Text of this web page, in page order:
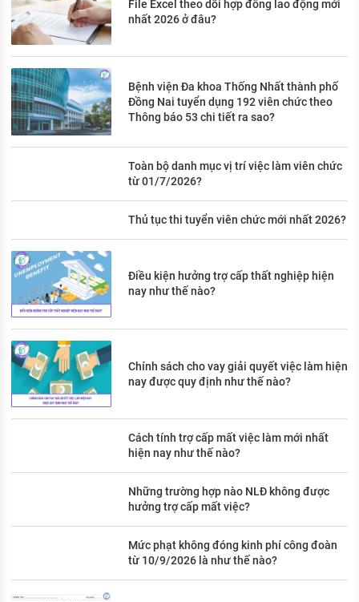
File Excel theo dõi hợp đồng lao động mới
nhất 2026 ở đâu?
Bệnh viện Đa khoa Thống Nhất thành phố
Đồng Nai tuyển dụng 192 viên chức theo
Thông báo 53 chi tiết ra sao?
Toàn bộ danh mục vị trí việc làm viên chức
từ 01/7/2026?
Thủ tục thi tuyển viên chức mới nhất 2026?
Điều kiện hưởng trợ cấp thất nghiệp hiện
nay như thế nào?
Chính sách cho vay giải quyết việc làm hiện
nay được quy định như thế nào?
Cách tính trợ cấp mất việc làm mới nhất
hiện nay như thế nào?
Những trường hợp nào NLĐ không được
hưởng trợ cấp mất việc?
Mức phạt không đóng kinh phí công đoàn
từ 10/9/2026 là như thế nào?